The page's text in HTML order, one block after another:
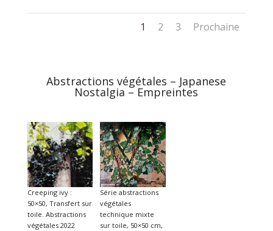
1 2 3 Prochaine
Abstractions végétales – Japanese
Nostalgia – Empreintes
Creeping ivy :
50×50, Transfert sur
toile. Abstractions
végétales 2022
Série abstractions
végétales
technique mixte
sur toile, 50×50 cm,